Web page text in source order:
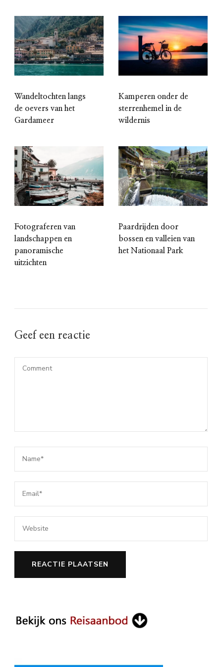
Wandeltochten langs
de oevers van het
Gardameer
Kamperen onder de
sterrenhemel in de
wildernis
Fotograferen van
landschappen en
panoramische
uitzichten
Paardrijden door
bossen en valleien van
het Nationaal Park
Geef een reactie